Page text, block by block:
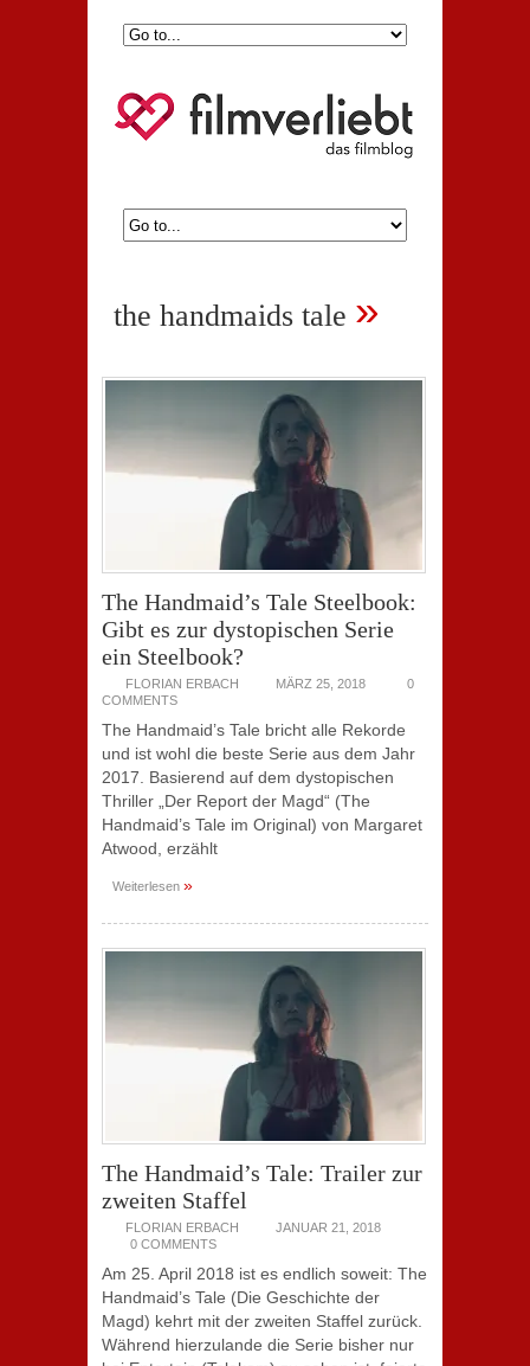
the handmaids tale »
The Handmaid’s Tale Steelbook:
Gibt es zur dystopischen Serie
ein Steelbook?
FLORIAN ERBACH MÄRZ 25, 2018
0
COMMENTS
The Handmaid’s Tale bricht alle Rekorde
und ist wohl die beste Serie aus dem Jahr
2017. Basierend auf dem dystopischen
Thriller „Der Report der Magd“ (The
Handmaid’s Tale im Original) von Margaret
Atwood, erzählt
Weiterlesen »
The Handmaid’s Tale: Trailer zur
zweiten Staffel
FLORIAN ERBACH
JANUAR 21, 2018
0 COMMENTS
Am 25. April 2018 ist es endlich soweit: The
Handmaid’s Tale (Die Geschichte der
Magd) kehrt mit der zweiten Staffel zurück.
Während hierzulande die Serie bisher nur